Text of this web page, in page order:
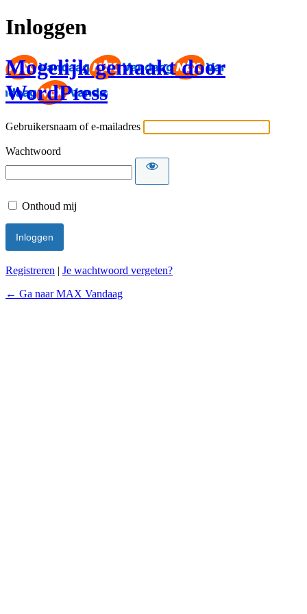
Inloggen
Mogelijk gemaakt door
WordPress
Gebruikersnaam of e-mailadres
Wachtwoord
Onthoud mij
Registreren | Je wachtwoord vergeten?
← Ga naar MAX Vandaag